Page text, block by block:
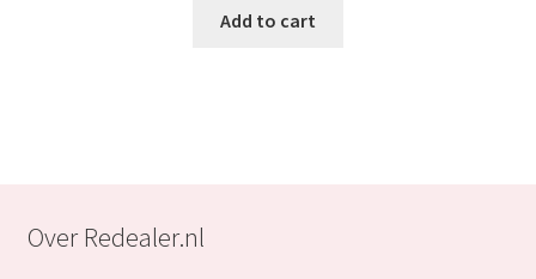
was:
Add to cart
Over Redealer.nl